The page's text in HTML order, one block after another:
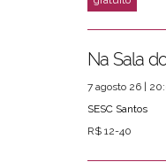
Na Sala
7 agosto 26 |
SESC Santos
R$ 12-40